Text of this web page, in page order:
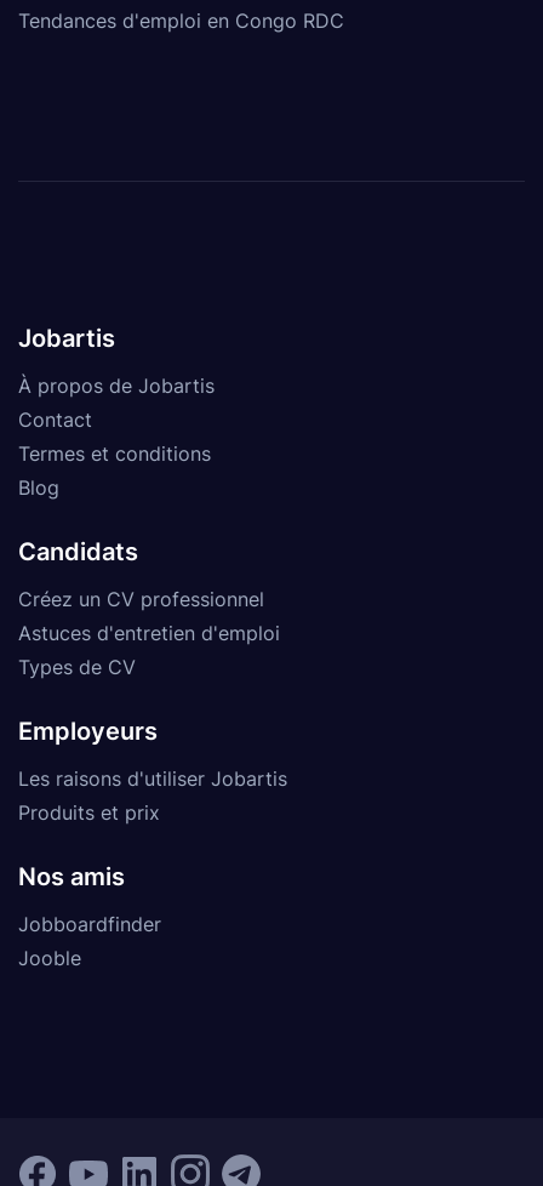
Tendances d'emploi en Congo RDC
Jobartis
À propos de Jobartis
Contact
Termes et conditions
Blog
Candidats
Créez un CV professionnel
Astuces d'entretien d'emploi
Types de CV
Employeurs
Les raisons d'utiliser Jobartis
Produits et prix
Nos amis
Jobboardfinder
Jooble